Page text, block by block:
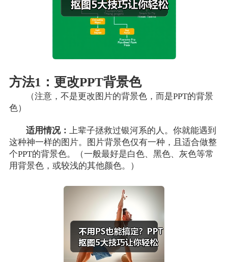
方法1：更改PPT背景色
（注意，不是更改图片的背景色，而是PPT的背景
色）
适用情况：上辈子拯救过银河系的人。你就能遇到
这种神一样的图片。图片背景色仅有一种，且适合做整
个PPT的背景色。（一般最好是白色、黑色、灰色等常
用背景色，或较浅的其他颜色。）